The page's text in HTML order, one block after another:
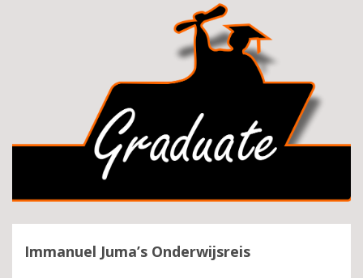
Immanuel Juma’s Onderwijsreis